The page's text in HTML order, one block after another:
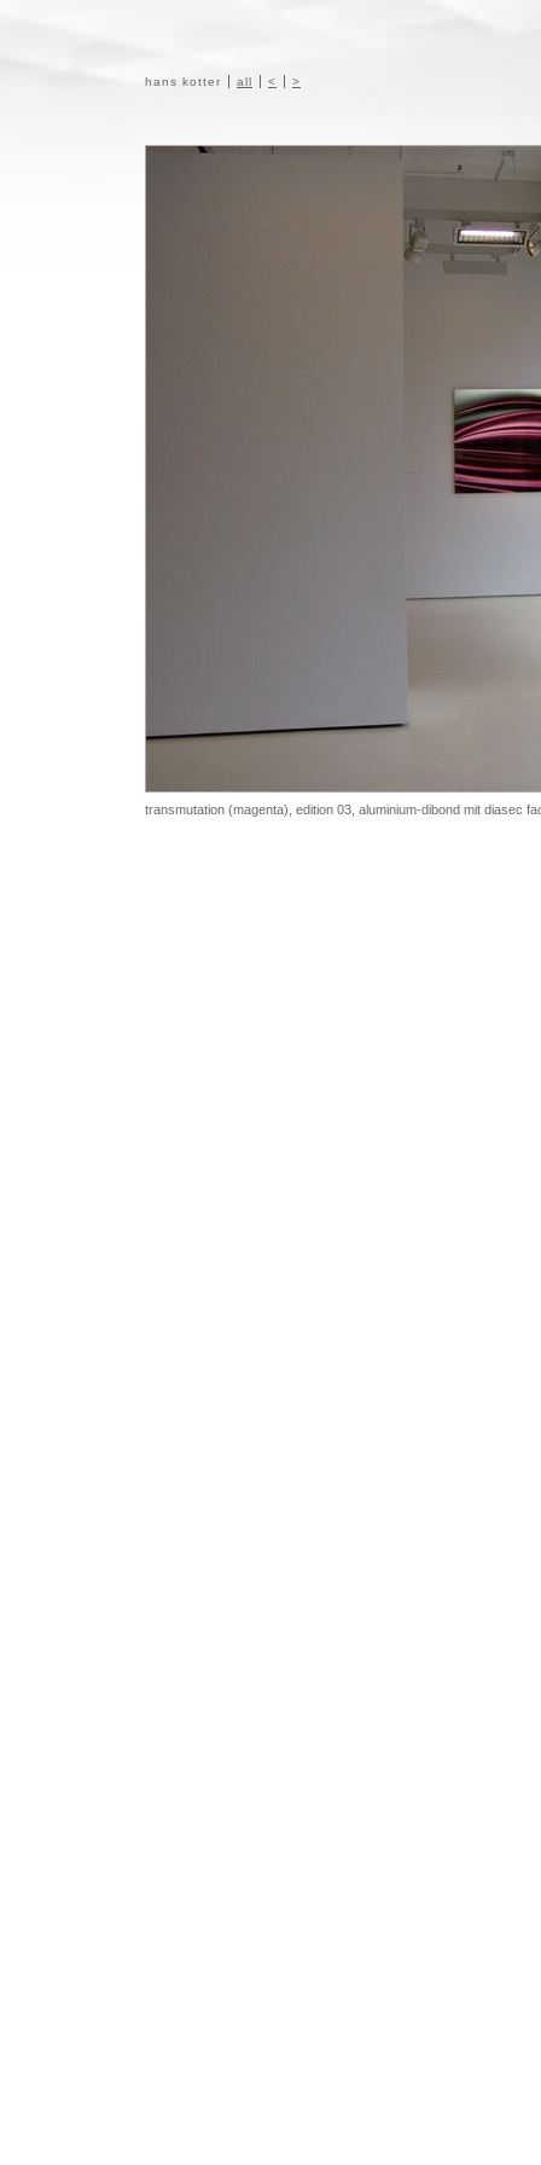
hans kotter all < >
transmutation (magenta), edition 03, aluminium-dibond mit diasec